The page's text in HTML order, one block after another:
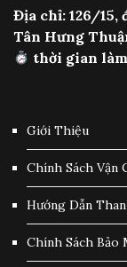
Địa chỉ: 126/15,
Tân Hưng
thời gian
Giới Thiệu
Chính Sách Vận
Hướng Dẫn
Chính Sách Bảo